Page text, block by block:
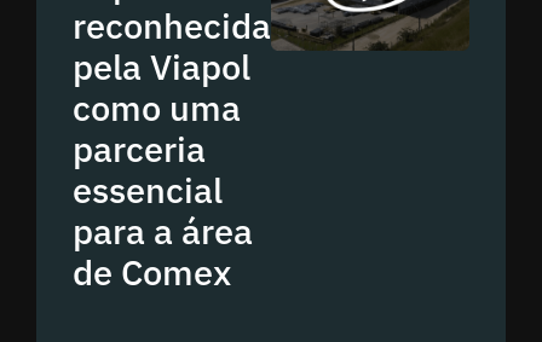
reconhecida
pela Viapol
como uma
parceria
essencial
para a área
de Comex